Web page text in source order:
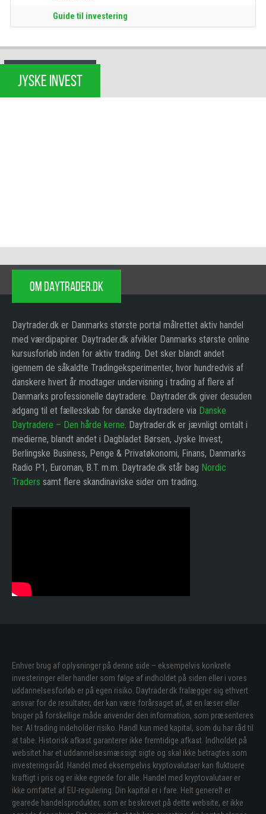
Guide til investering
JYSKE INVEST
OM DAYTRADER.DK
Daytrader.dk er Danmarks største portal målrettet aktiv handel
med værdipapirer. Daytrader.dk afvikler Danmarks største online
kursusforløb inden for aktiv trading. Det sker blandt andet
igennem de såkaldte Tradingeksperimenter, hvor hundredvis af
danskere hvert år modtager undervisning i trading af flere af
Danmarks professionelle daytradere. Daytrader.dk giver desuden
adgang til et fællesskab for danske daytradere via Danske
Daytradere – Den hårde kerne. Daytrader.dk er jævnligt omtalt i
medierne, blandt andet i Dagbladet Børsen, Jyske Invest,
Berlingske Business, Penge & Privatøkonomi, Finans, Danmarks
Radio P1, Euroman, B.T. m.m. Daytrade.dk står bag Nordic
Traders samt flere skandinaviske sider om trading.
Enhver brug af oplysninger på denne side – eksempelvis konkrete
investeringer eller handler som følge af indholdet på siden eller i vores
uddannelsesforløb er på egen risiko. Daytrader.dk fralægger sig ethvert
ansvar for de resultater, der kan være forårsaget af, at en læser eller
bruger på forskellige måde anvender den information, som præsenteres
her. Al trading indeholder risiko. Handl kun med kapital, som du har råd til
at tabe. Historisk afkast garanterer ikke fremtidige afkast. Indholdet på
websitet har et uddannelsesmæssigt sigte og skal ikke betragtes som
investeringsråd. Handel med eksempelvis kryptovalutaer kan fluktuere
kraftigt i pris og er ikke egnede for alle. Handel med kryptovalutaer er
ikke omfattet af EU-regulering. Din kapital er i fare. Helt generelt er
gearede handelsprodukter, som er beskrevet på dette website, er ikke